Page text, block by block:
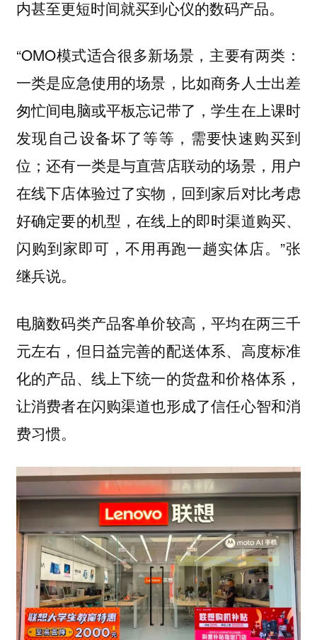
内甚至更短时间就买到心仪的数码产品。
“OMO模式适合很多新场景，主要有两类：
一类是应急使用的场景，比如商务人士出差
匆忙间电脑或平板忘记带了，学生在上课时
发现自己设备坏了等等，需要快速购买到
位；还有一类是与直营店联动的场景，用户
在线下店体验过了实物，回到家后对比考虑
好确定要的机型，在线上的即时渠道购买、
闪购到家即可，不用再跑一趟实体店。”张
继兵说。
电脑数码类产品客单价较高，平均在两三千
元左右，但日益完善的配送体系、高度标准
化的产品、线上下统一的货盘和价格体系，
让消费者在闪购渠道也形成了信任心智和消
费习惯。